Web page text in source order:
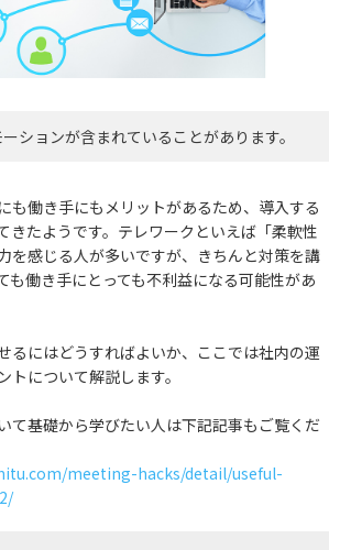
ションが含まれていることがあります。
も働き手にもメリットがあるため、導入する
きたようです。テレワークといえば「柔軟性
を感じる人が多いですが、きちんと対策を講
も働き手にとっても不利益になる可能性があ
るにはどうすればよいか、ここでは社内の運
について解説します。
て基礎から学びたい人は下記記事もご覧くだ
meeting-hacks/detail/useful-